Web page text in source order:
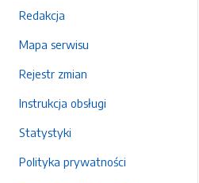
Redakcja
Mapa serwisu
Rejestr zmian
Instrukcja obsługi
Statystyki
Polityka prywatności